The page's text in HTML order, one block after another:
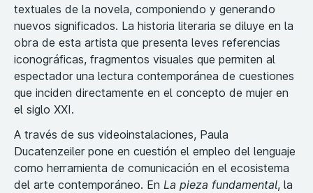
textuales de la novela, componiendo y generando
nuevos significados. La historia literaria se diluye en la
obra de esta artista que presenta leves referencias
iconográficas, fragmentos visuales que permiten al
espectador una lectura contemporánea de cuestiones
que inciden directamente en el concepto de mujer en
el siglo XXI.
A través de sus videoinstalaciones, Paula
Ducatenzeiler pone en cuestión el empleo del lenguaje
como herramienta de comunicación en el ecosistema
del arte contemporáneo. En La pieza fundamental, la